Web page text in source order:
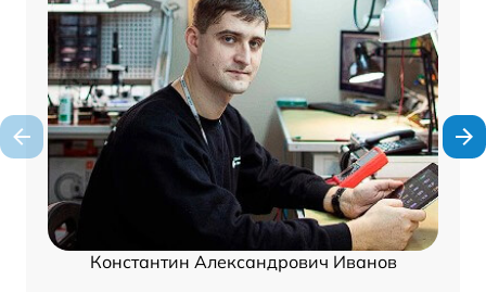
Константин Александрович Иванов